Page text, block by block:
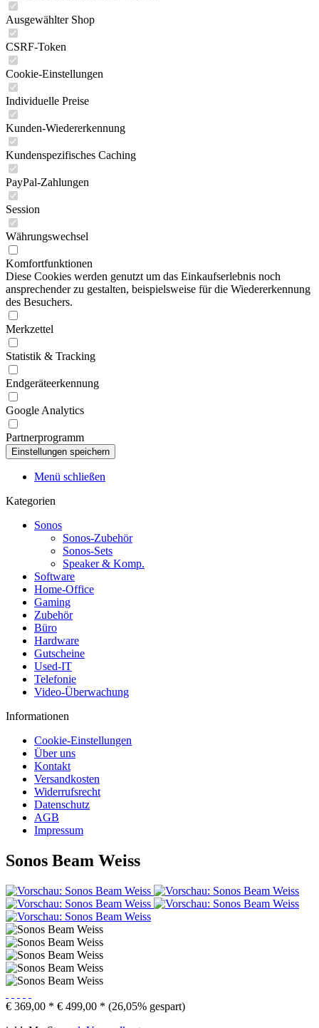
Ausgewählter Shop
CSRF-Token
Cookie-Einstellungen
Individuelle Preise
Kunden-Wiedererkennung
Kundenspezifisches Caching
PayPal-Zahlungen
Session
Währungswechsel
Komfortfunktionen
Diese Cookies werden genutzt um das Einkaufserlebnis noch
ansprechender zu gestalten, beispielsweise für die Wiedererkennung
des Besuchers.
Merkzettel
Statistik & Tracking
Endgeräteerkennung
Google Analytics
Partnerprogramm
Menü schließen
Kategorien
Sonos
Sonos-Zubehör
Sonos-Sets
Speaker & Komp.
Software
Home-Office
Gaming
Zubehör
Büro
Hardware
Gutscheine
Used-IT
Telefonie
Video-Überwachung
Informationen
Cookie-Einstellungen
Über uns
Kontakt
Versandkosten
Widerrufsrecht
Datenschutz
AGB
Impressum
Sonos Beam Weiss
€ 369,00 * € 499,00 * (26,05% gespart)